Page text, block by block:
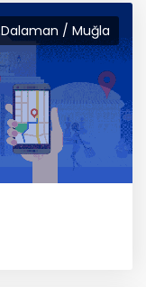
Dalaman / Muğla